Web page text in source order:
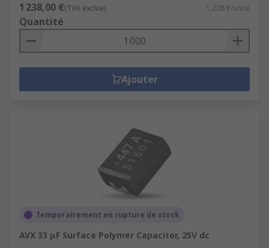
1 238,00 €(TVA exclue) 1,238 €/unité
Quantité
Ajouter
Temporairement en rupture de stock
AVX 33 μF Surface Polymer Capacitor, 25V dc